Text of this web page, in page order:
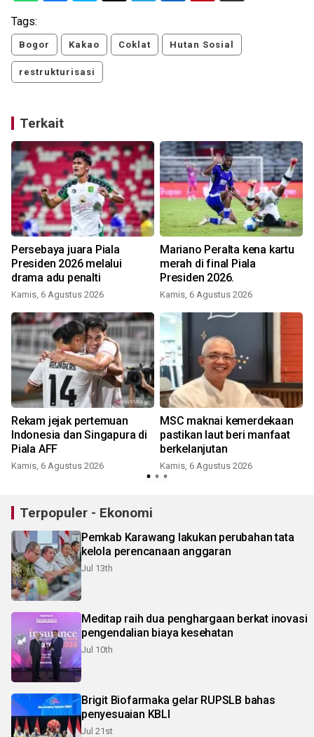
Tags:
Bogor Kakao Coklat Hutan Sosial
restrukturisasi
Terkait
Persebaya juara Piala
Presiden 2026 melalui
drama adu penalti
Kamis, 6 Agustus 2026
Mariano Peralta kena kartu
merah di final Piala
Presiden 2026.
Kamis, 6 Agustus 2026
Rekam jejak pertemuan
Indonesia dan Singapura di
Piala AFF
Kamis, 6 Agustus 2026
MSC maknai kemerdekaan
pastikan laut beri manfaat
berkelanjutan
Kamis, 6 Agustus 2026
Terpopuler - Ekonomi
Pemkab Karawang lakukan perubahan tata
kelola perencanaan anggaran
Jul 13th
Meditap raih dua penghargaan berkat inovasi
pengendalian biaya kesehatan
Jul 10th
Brigit Biofarmaka gelar RUPSLB bahas
penyesuaian KBLI
Jul 21st